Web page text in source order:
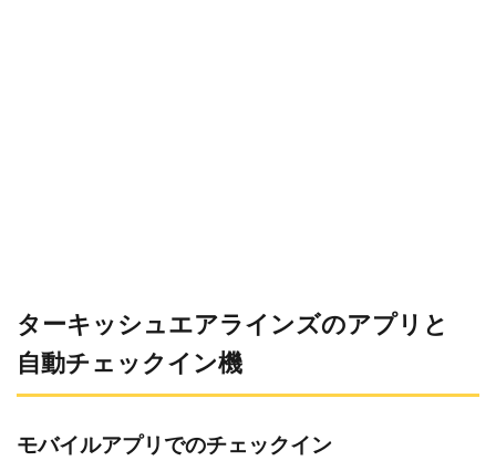
ターキッシュエアラインズのアプリと
自動チェックイン機
モバイルアプリでのチェックイン